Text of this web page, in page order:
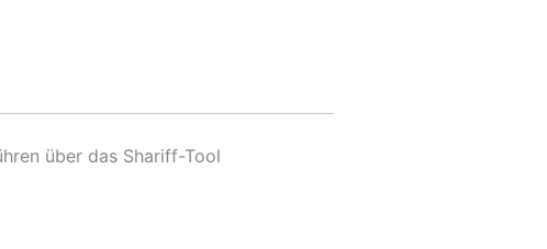
über das Shariff-Tool